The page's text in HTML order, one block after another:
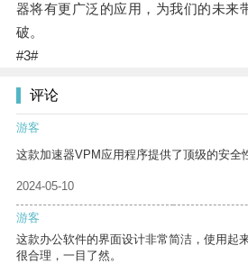
器将有更广泛的应用，为我们的未来
破。
#3#
评论
游客
这款加速器VPM应用程序提供了顶级的安全
2024-05-10
游客
这款办公软件的界面设计非常简洁，使用起
很合理，一目了然。